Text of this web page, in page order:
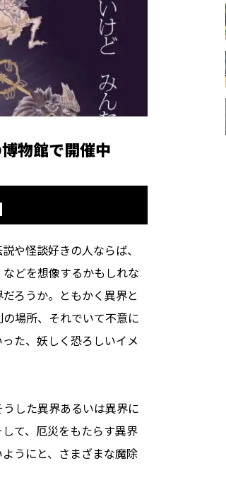
物館で開催中
や怪談好きの人ならば、
どを想像するかもしれな
ろうか。ともかく異界と
場所、それでいて不意に
た、妖しく恐ろしいイメ
した異界あるいは異界に
て、厄災をもたらす異界
うにと、さまざまな魔除